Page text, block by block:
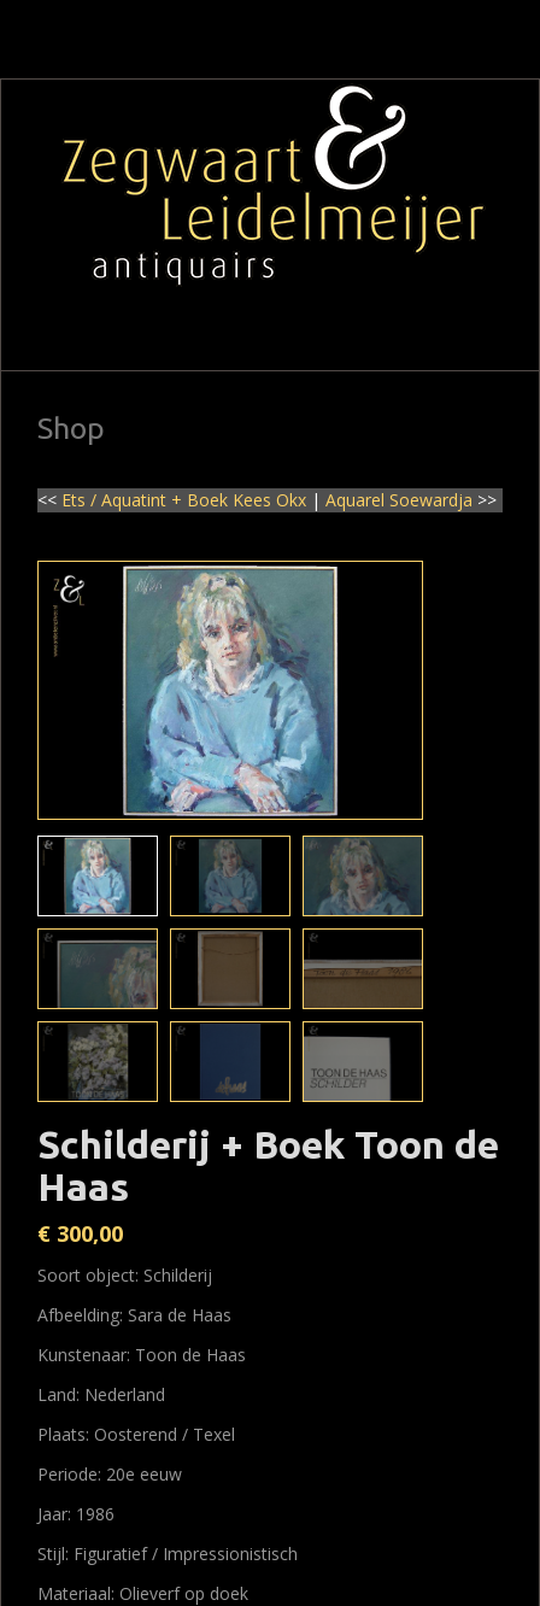
Shop
<< Ets / Aquatint + Boek Kees Okx | Aquarel Soewardja >>
Schilderij + Boek Toon de
Haas
€ 300,00
Soort object: Schilderij
Afbeelding: Sara de Haas
Kunstenaar: Toon de Haas
Land: Nederland
Plaats: Oosterend / Texel
Periode: 20e eeuw
Jaar: 1986
Stijl: Figuratief / Impressionistisch
Materiaal: Olieverf op doek